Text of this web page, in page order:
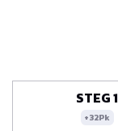
STEG 1
+32Pk